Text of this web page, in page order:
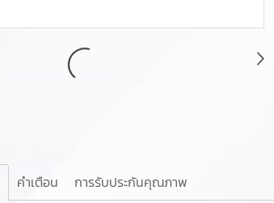
คำเตือน การรับประกันคุณภาพ